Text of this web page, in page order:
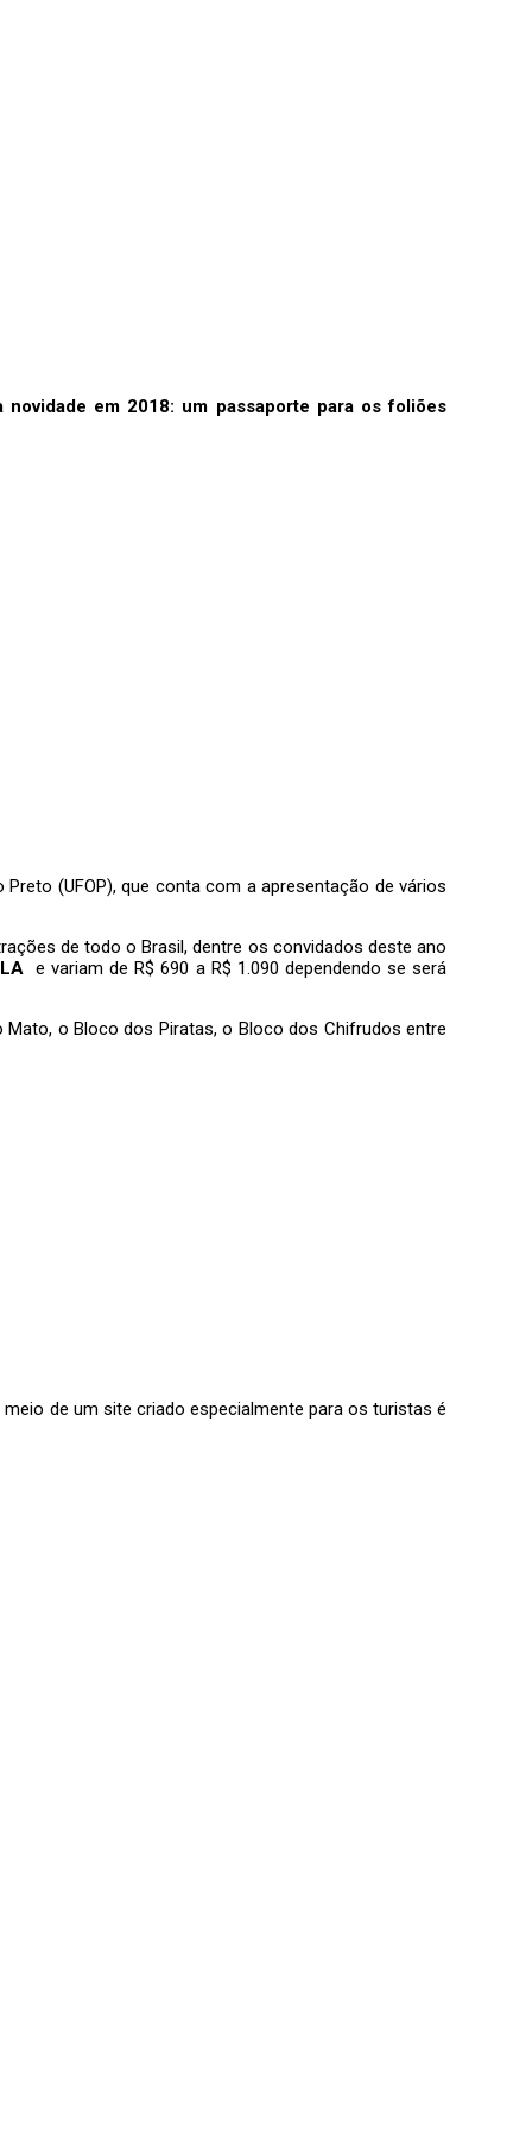
em 2018: um passaporte para os foliões
(UFOP), que conta com a apresentação de vários
de todo o Brasil, dentre os convidados deste ano
e variam de R$ 690 a R$ 1.090 dependendo se será
o Bloco dos Piratas, o Bloco dos Chifrudos entre
de um site criado especialmente para os turistas é